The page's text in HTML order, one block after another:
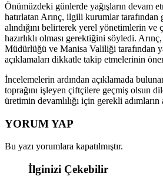
Önümüzdeki günlerde yağışların devam
hatırlatan Arınç, ilgili kurumlar
alındığını belirterek yerel yönetimlerin ve
hazırlıklı olması gerektiğini söyledi.
Müdürlüğü ve Manisa Valiliği tarafından
açıklamaları dikkatle takip etmelerinin
İncelemelerin ardından açıklamada
toprağını işleyen çiftçilere geçmiş olsun
üretimin devamlılığı için gerekli adımların
YORUM YAP
Bu yazı yorumlara kapatılmıştır.
İlginizi Çekebilir